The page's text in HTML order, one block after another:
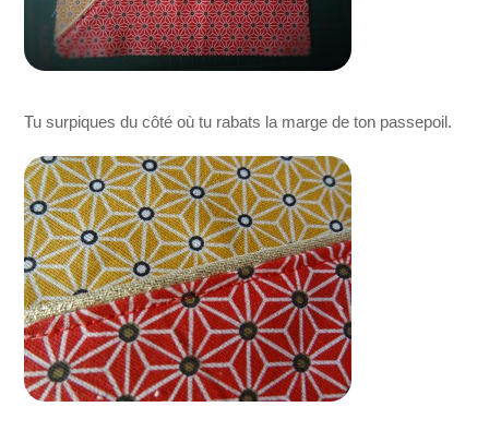
Tu surpiques du côté où tu rabats la marge de ton passepoil.